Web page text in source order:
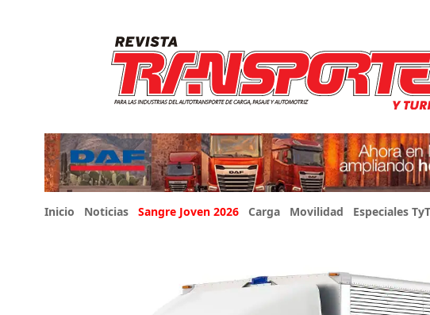
Inicio Noticias Sangre Joven 2026 Carga Movilidad Especiales TyT